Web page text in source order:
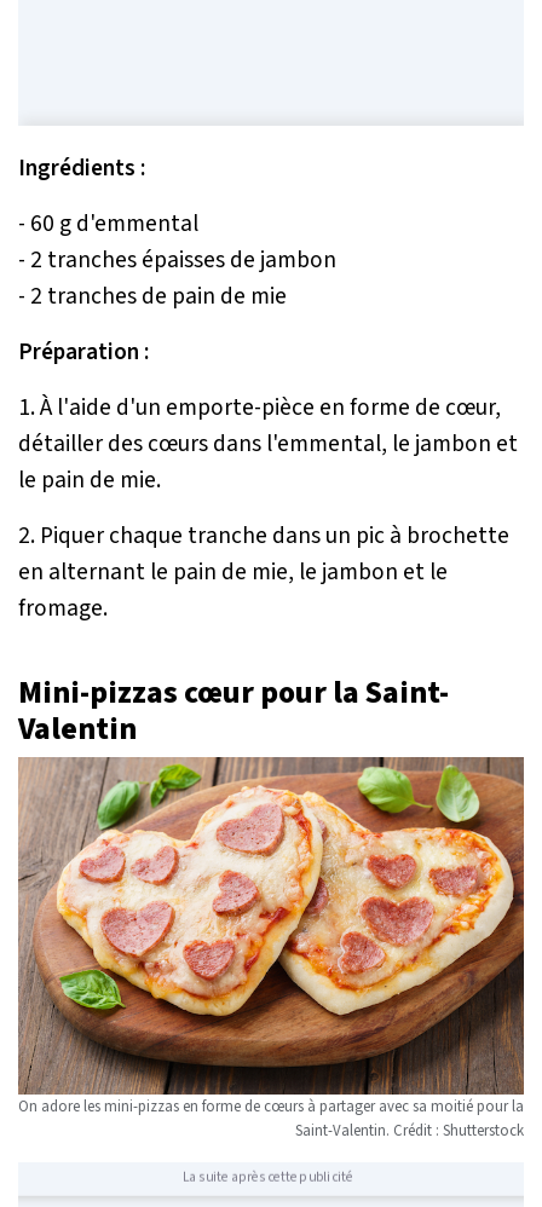
Ingrédients :
- 60 g d'emmental
- 2 tranches épaisses de jambon
- 2 tranches de pain de mie
Préparation :
1. À l'aide d'un emporte-pièce en forme de cœur,
détailler des cœurs dans l'emmental, le jambon et
le pain de mie.
2. Piquer chaque tranche dans un pic à brochette
en alternant le pain de mie, le jambon et le
fromage.
Mini-pizzas cœur pour la Saint-
Valentin
On adore les mini-pizzas en forme de cœurs à partager avec sa moitié pour la
Saint-Valentin. Crédit : Shutterstock
La suite après cette publicité